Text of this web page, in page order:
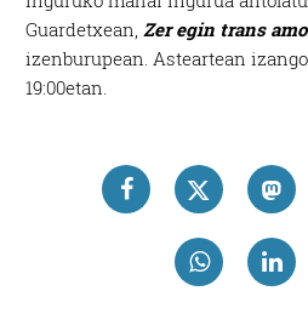
Guardetxean,Zer egin trans
izenburupean. Asteartean
19:00etan.